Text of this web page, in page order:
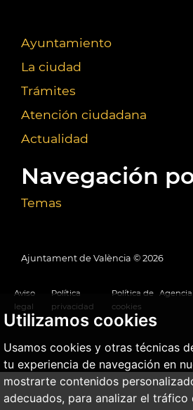
Utilizamos cookies
Usamos cookies y otras técnicas
tu experiencia de navegación en
mostrarte contenidos
adecuados, para analizar el tráfico
Ayuntamiento
La ciudad
Trámites
Atención ciudadana
Actualidad
Navegación
Temas
Ajuntament de València © 2026
Aviso
legal
Política
privacidad
Política de
cookies